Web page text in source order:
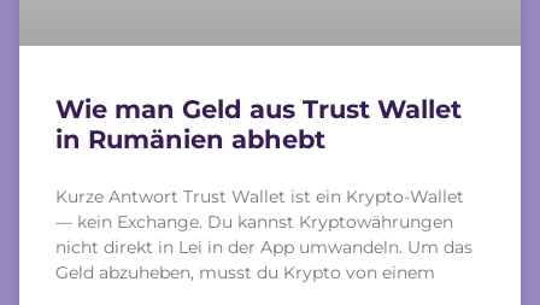
Wie man Geld aus Trust Wallet
in Rumänien abhebt
Kurze Antwort Trust Wallet ist ein Krypto-Wallet
— kein Exchange. Du kannst Kryptowährungen
nicht direkt in Lei in der App umwandeln. Um das
Geld abzuheben, musst du Krypto von einem